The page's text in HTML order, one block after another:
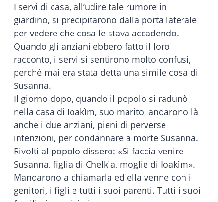
I servi di casa, all’udire tale rumore in
giardino, si precipitarono dalla porta laterale
per vedere che cosa le stava accadendo.
Quando gli anziani ebbero fatto il loro
racconto, i servi si sentirono molto confusi,
perché mai era stata detta una simile cosa di
Susanna.
Il giorno dopo, quando il popolo si radunò
nella casa di Ioakìm, suo marito, andarono là
anche i due anziani, pieni di perverse
intenzioni, per condannare a morte Susanna.
Rivolti al popolo dissero: «Si faccia venire
Susanna, figlia di Chelkìa, moglie di Ioakìm».
Mandarono a chiamarla ed ella venne con i
genitori, i figli e tutti i suoi parenti. Tutti i suoi